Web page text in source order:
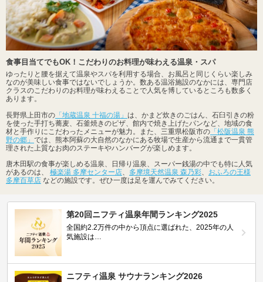
食事目当てでもOK！こだわりのお料理が味わえる温泉・スパ
ゆったりと腰を据えて温泉やスパを利用する場合、お風呂と同じくらい楽しみ
なのが美味しい食事ではないでしょうか。数ある温浴施設のなかには、専門店
クラスのこだわりのお料理が味わえることで人気を博しているところも数多く
あります。
長野県上田市の 「地蔵温泉 十福の湯」 は、かまど炊きのごはん、石臼引きの粉
を使った手打ち蕎麦、石釜焼きのピザ、館内で焼き上げたパンなど、地域の食
材と手作りにこだわったメニューが魅力。また、三重県松阪市の 「松阪温泉 熊
野の郷」 では、熊本阿蘇の大自然のなかにある牧場で生産から流通まで一貫管
理された上質なお肉のステーキやハンバーグが楽しめます。
唐木田駅の食事が楽しめる温泉、日帰り温泉、スーパー銭湯の中でも特に人気
があるのは、 極楽湯 多摩センター店 多摩境天然温泉 森乃彩
おふろの王様
多摩百草店 などの施設です。ぜひ一度は足を運んでみてください。
第20回ニフティ温泉年間ランキング2025
全国約2.2万件の中から頂点に選ばれた、2025年の人
気施設は…
ニフティ温泉 サウナランキング2026